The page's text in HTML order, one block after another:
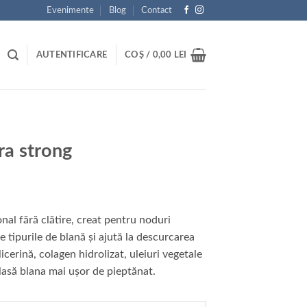
Evenimente Blog Contact
AUTENTIFICARE COȘ / 0,00 LEI
strong
fără clătire, creat pentru noduri
tipurile de blană și ajută la descurcarea
colagen hidrolizat, uleiuri vegetale
blana mai ușor de pieptănat.